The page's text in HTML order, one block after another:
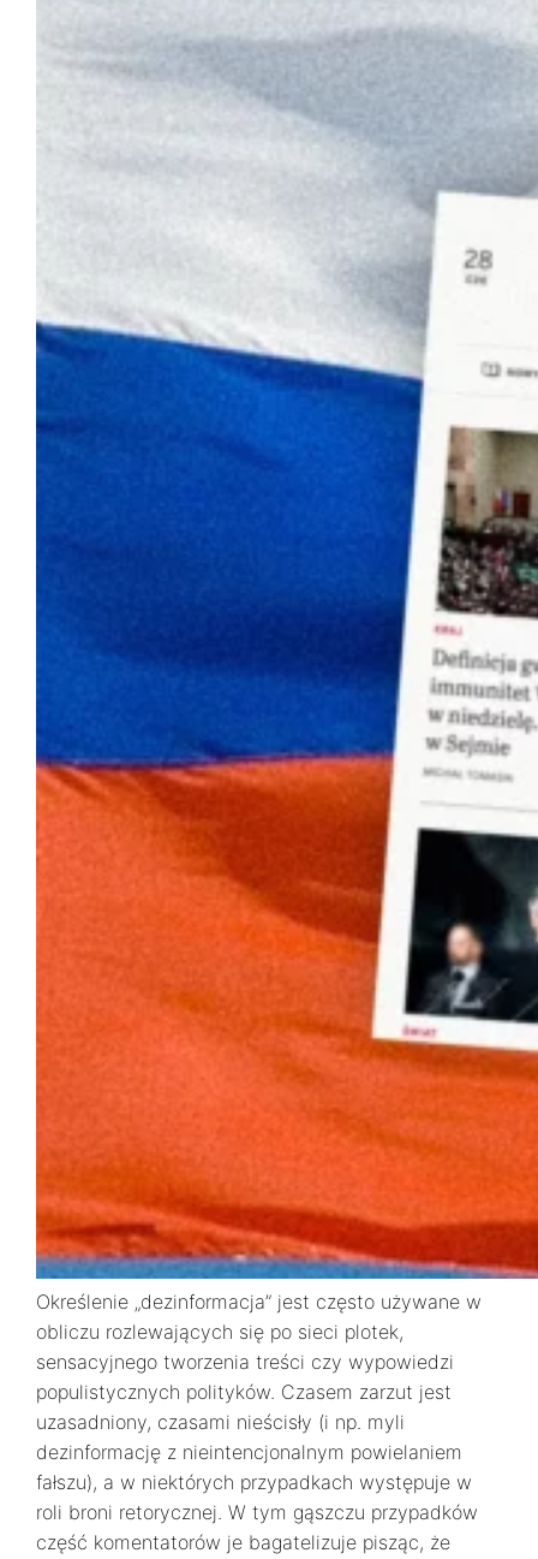
Określenie „dezinformacja” jest często używane w
obliczu rozlewających się po sieci plotek,
sensacyjnego tworzenia treści czy wypowiedzi
populistycznych polityków. Czasem zarzut jest
uzasadniony, czasami nieścisły (i np. myli
dezinformację z nieintencjonalnym powielaniem
fałszu), a w niektórych przypadkach występuje w
roli broni retorycznej. W tym gąszczu przypadków
część komentatorów je bagatelizuje pisząc, że